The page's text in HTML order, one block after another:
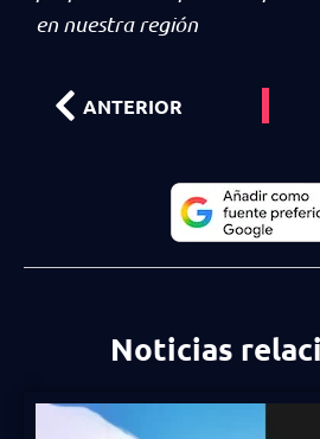
en nuestra región
ANTERIOR
Noticias